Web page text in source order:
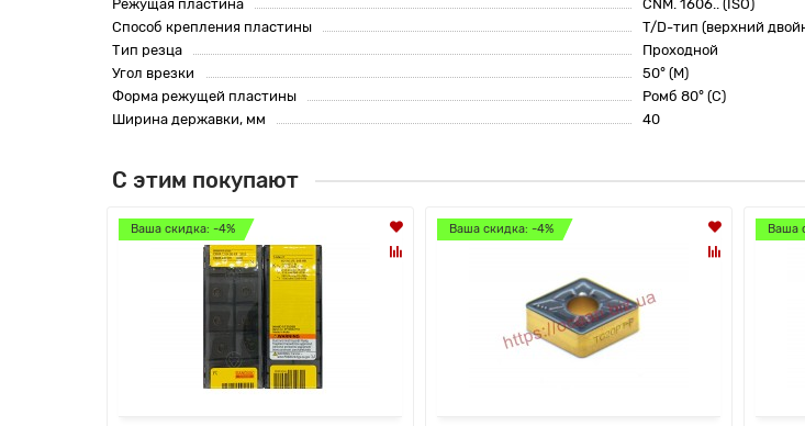
Режущая пластина
CNM. 1606.. (ISO)
Способ крепления пластины
T/D-тип (верхний
Тип резца
Проходной
Угол врезки
50° (M)
Форма режущей пластины
Ромб 80° (C)
Ширина державки, мм
40
С этим покупают
Ваша скидка: -4% Ваша скидка: -4% Ваша